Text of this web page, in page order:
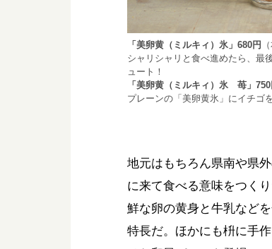
「美卵黄（ミルキィ）氷」680円
シャリシャリと食べ進めたら、最
ュート！
「美卵黄（ミルキィ）氷 苺」750
プレーンの「美卵黄氷」にイチゴ
地元はもちろん県南や県
に来て食べる意味をつく
鮮な卵の黄身と牛乳など
特長だ。ほかにも枡に手